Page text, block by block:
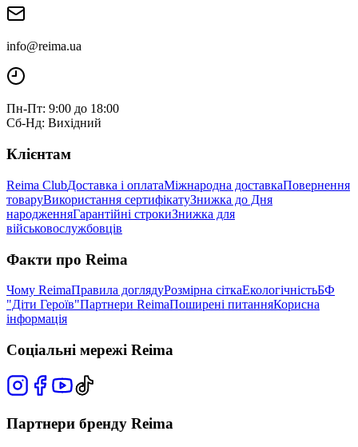
info@reima.ua
Пн-Пт: 9:00 до 18:00
Сб-Нд: Вихідний
Клієнтам
Reima ClubДоставка і оплатаМіжнародна доставкаПовернення
товаруВикористання сертифікатуЗнижка до Дня
народженняГарантійні строкиЗнижка для
військовослужбовців
Факти про Reima
Чому ReimaПравила доглядуРозмірна сіткаЕкологічністьБФ
"Діти Героїв"Партнери ReimaПоширені питанняКорисна
інформація
Соціальні мережі Reima
Партнери бренду Reima